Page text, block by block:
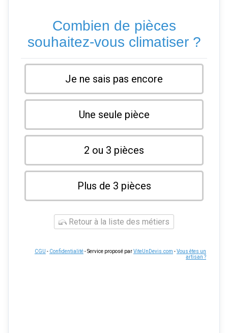
Combien de pièces
souhaitez-vous climatiser ?
Je ne sais pas encore
Une seule pièce
2 ou 3 pièces
Plus de 3 pièces
Retour à la liste des métiers
CGU - Confidentialité- Service proposé parViteUnDevis.com -Vous êtes un
artisan ?